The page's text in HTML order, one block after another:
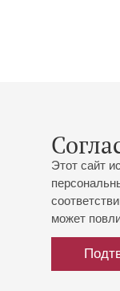
Этот сайт
может